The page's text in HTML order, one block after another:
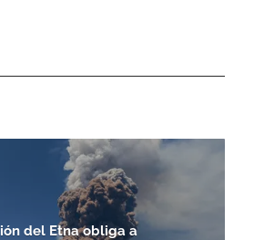
del Etna obliga a